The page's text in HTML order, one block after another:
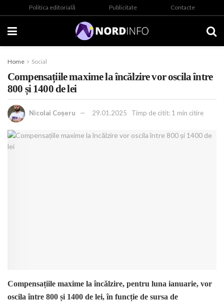
Politica editorială Publicitate Contacte
Home Social
Compensațiile maxime la încălzire vor oscila între
800 și 1400 de lei
Nicolai Coșeru 29.01.2025 Timp de citit: 1 min citire
Compensațiile maxime la încălzire, pentru luna ianuarie, vor
oscila între 800 și 1400 de lei, în funcție de sursa de